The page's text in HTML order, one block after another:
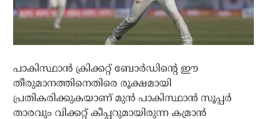
പാകിസ്ഥാന്‍ ക്രിക്കറ്റ് ബോര്‍ഡിന്റെ ഈ
തീരുമാനത്തിനെതിരെ രൂക്ഷമായി
പ്രതികരിക്കുകയാണ് മുന്‍ പാകിസ്ഥാന്‍ സൂപ്പര്‍
താരവും വിക്കറ്റ് കീപ്പറുമായിരുന്ന കമ്രാന്‍